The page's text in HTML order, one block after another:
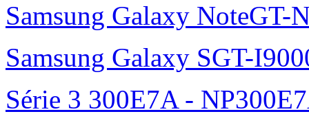
Samsung Galaxy NoteGT-
Samsung Galaxy SGT-
Série 3 300E7A -